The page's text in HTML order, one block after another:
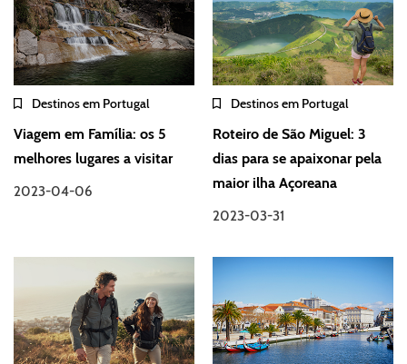
Destinos em Portugal
Viagem em Família: os 5
melhores lugares a visitar
2023-04-06
Destinos em Portugal
Roteiro de São Miguel: 3
dias para se apaixonar pela
maior ilha Açoreana
2023-03-31